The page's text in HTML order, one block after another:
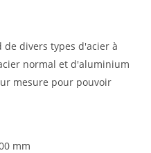
divers types d'acier à
normal et d'aluminium
mesure pour pouvoir
mm